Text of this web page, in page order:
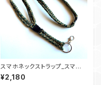
スマホネックストラップ_スマホ
ショルダー2Buckle_カモ180
¥2,180